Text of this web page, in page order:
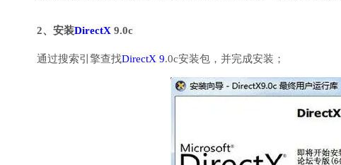
2、安装DirectX 9.0c
通过搜索引擎查找DirectX 9.0c安装包，并完成安装；